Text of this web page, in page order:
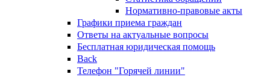
Нормативно-правовые акты
Графики приема граждан
Ответы на актуальные вопросы
Бесплатная юридическая помощь
Back
Телефон "Горячей линии"